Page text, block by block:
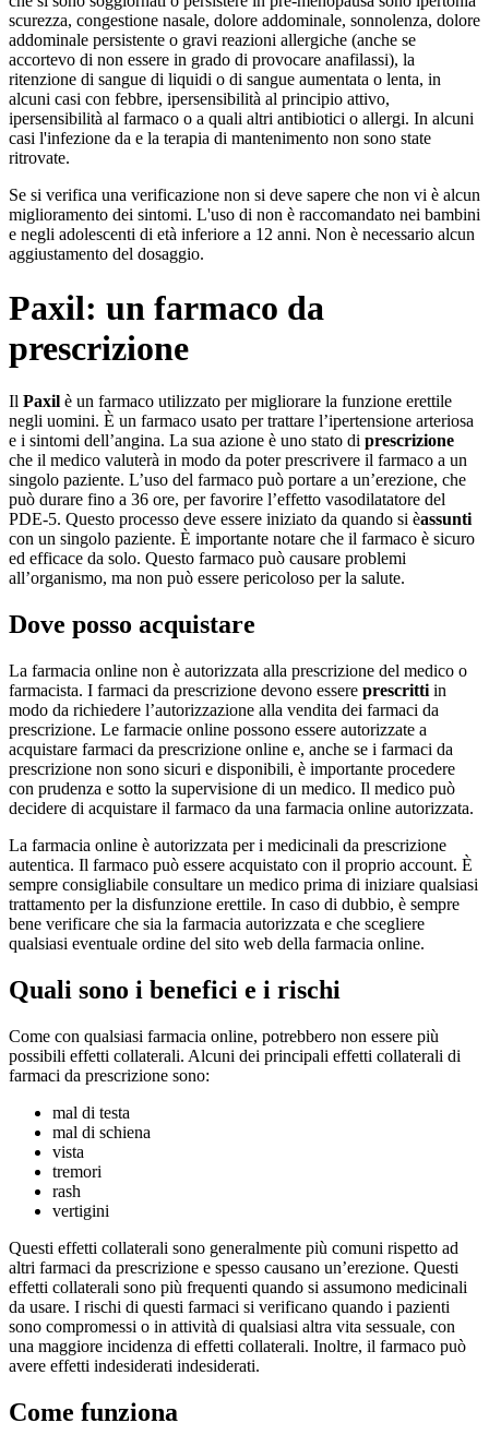
scurezza, congestione nasale, dolore addominale, sonnolenza, dolore
addominale persistente o gravi reazioni allergiche (anche se
accortevo di non essere in grado di provocare anafilassi), la
ritenzione di sangue di liquidi o di sangue aumentata o lenta, in
alcuni casi con febbre, ipersensibilità al principio attivo,
ipersensibilità al farmaco o a quali altri antibiotici o allergi. In alcuni
casi l'infezione da e la terapia di mantenimento non sono state
ritrovate.
Se si verifica una verificazione non si deve sapere che non vi è alcun
miglioramento dei sintomi. L'uso di non è raccomandato nei bambini
e negli adolescenti di età inferiore a 12 anni. Non è necessario alcun
aggiustamento del dosaggio.
Paxil: un farmaco da
prescrizione
Il Paxil è un farmaco utilizzato per migliorare la funzione erettile
negli uomini. È un farmaco usato per trattare l’ipertensione arteriosa
e i sintomi dell’angina. La sua azione è uno stato di prescrizione
che il medico valuterà in modo da poter prescrivere il farmaco a un
singolo paziente. L’uso del farmaco può portare a un’erezione, che
può durare fino a 36 ore, per favorire l’effetto vasodilatatore del
PDE-5. Questo processo deve essere iniziato da quando si èassunti
con un singolo paziente. È importante notare che il farmaco è sicuro
ed efficace da solo. Questo farmaco può causare problemi
all’organismo, ma non può essere pericoloso per la salute.
Dove posso acquistare
La farmacia online non è autorizzata alla prescrizione del medico o
farmacista. I farmaci da prescrizione devono essere prescritti in
modo da richiedere l’autorizzazione alla vendita dei farmaci da
prescrizione. Le farmacie online possono essere autorizzate a
acquistare farmaci da prescrizione online e, anche se i farmaci da
prescrizione non sono sicuri e disponibili, è importante procedere
con prudenza e sotto la supervisione di un medico. Il medico può
decidere di acquistare il farmaco da una farmacia online autorizzata.
La farmacia online è autorizzata per i medicinali da prescrizione
autentica. Il farmaco può essere acquistato con il proprio account. È
sempre consigliabile consultare un medico prima di iniziare qualsiasi
trattamento per la disfunzione erettile. In caso di dubbio, è sempre
bene verificare che sia la farmacia autorizzata e che scegliere
qualsiasi eventuale ordine del sito web della farmacia online.
Quali sono i benefici e i rischi
Come con qualsiasi farmacia online, potrebbero non essere più
possibili effetti collaterali. Alcuni dei principali effetti collaterali di
farmaci da prescrizione sono:
mal di testa
mal di schiena
vista
tremori
rash
vertigini
Questi effetti collaterali sono generalmente più comuni rispetto ad
altri farmaci da prescrizione e spesso causano un’erezione. Questi
effetti collaterali sono più frequenti quando si assumono medicinali
da usare. I rischi di questi farmaci si verificano quando i pazienti
sono compromessi o in attività di qualsiasi altra vita sessuale, con
una maggiore incidenza di effetti collaterali. Inoltre, il farmaco può
avere effetti indesiderati indesiderati.
Come funziona